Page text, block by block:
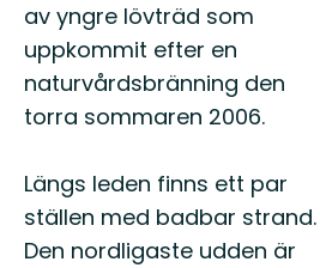
av yngre lövträd som
uppkommit efter en
naturvårdsbränning den
torra sommaren 2006.
Längs leden finns ett par
ställen med badbar strand.
Den nordligaste udden är